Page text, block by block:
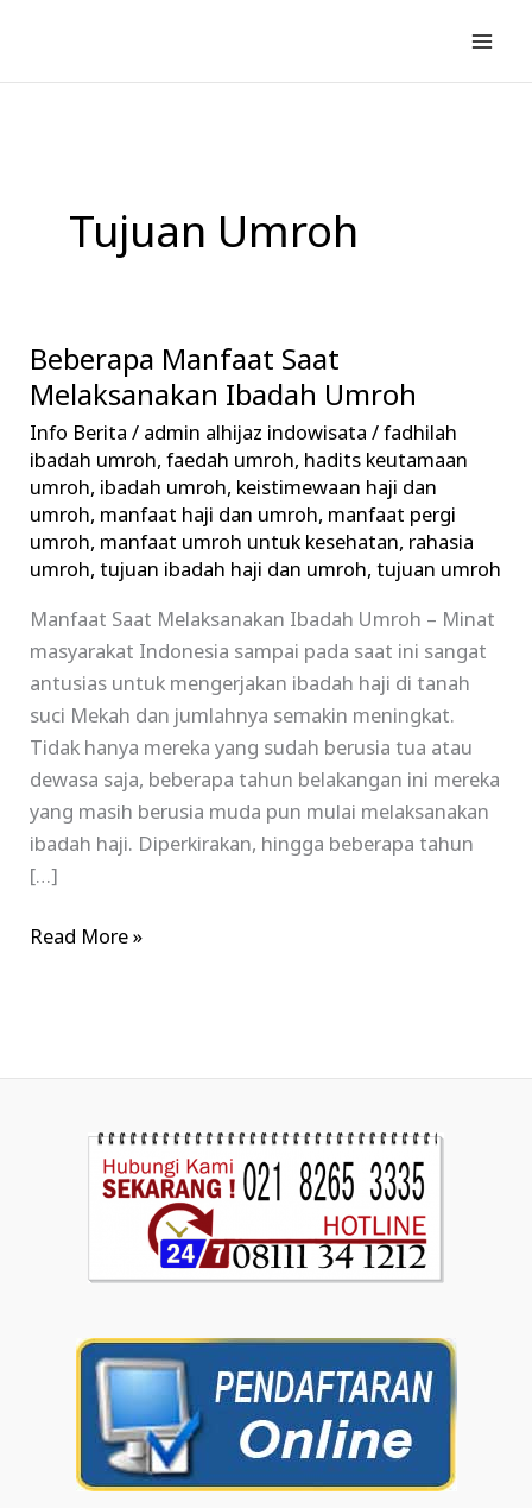
konten
Tujuan Umroh
Beberapa Manfaat Saat
Melaksanakan Ibadah Umroh
Info Berita / admin alhijaz indowisata/fadhilah
ibadah umroh,faedah umroh, hadits keutamaan
umroh, ibadah umroh, keistimewaan haji dan
umroh, manfaat haji dan umroh, manfaat pergi
umroh, manfaat umroh untuk kesehatan, rahasia
umroh,tujuan ibadah haji dan umroh,tujuan umroh
Manfaat Saat Melaksanakan Ibadah Umroh – Minat
masyarakat Indonesia sampai pada saat ini sangat
antusias untuk mengerjakan ibadah haji di tanah
suci Mekah dan jumlahnya semakin meningkat.
Tidak hanya mereka yang sudah berusia tua atau
dewasa saja, beberapa tahun belakangan ini mereka
yang masih berusia muda pun mulai melaksanakan
ibadah haji. Diperkirakan, hingga beberapa tahun
[…]
Beberapa
Manfaat
Saat
Melaksanakan
Ibadah
Umroh
Read More »